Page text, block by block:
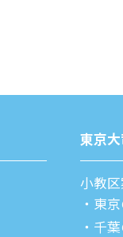
東京
⼩教
東
千